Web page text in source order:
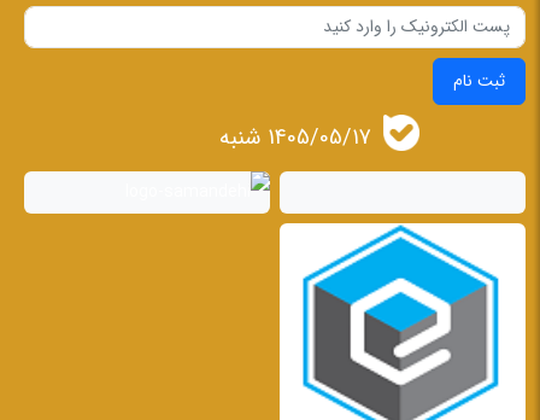
ثبت نام
1405/05/17 شنبه